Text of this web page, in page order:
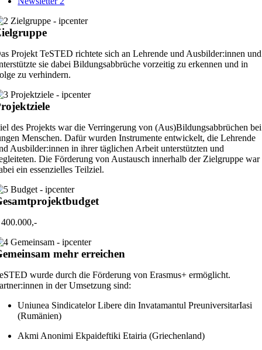
Projekt TeSTED richtete sich an Lehrende und Ausbilder:innen und
sie dabei Bildungsabbrüche vorzeitig zu erkennen und in
zu verhindern.
des Projekts war die Verringerung von (Aus)Bildungsabbrüchen bei
Menschen. Dafür wurden Instrumente entwickelt, die Lehrende
Ausbilder:innen in ihrer täglichen Arbeit unterstützten und
Die Förderung von Austausch innerhalb der Zielgruppe war
ein essenzielles Teilziel.
mehr erreichen
wurde durch die Förderung von Erasmus+ ermöglicht.
in der Umsetzung sind:
Uniunea Sindicatelor Libere din Invatamantul PreuniversitarIasi
(Rumänien)
Akmi Anonimi Ekpaideftiki Etairia (Griechenland)